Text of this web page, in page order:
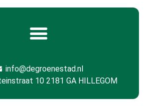
info@degroenestad.nl
10 2181 GA HILLEGOM